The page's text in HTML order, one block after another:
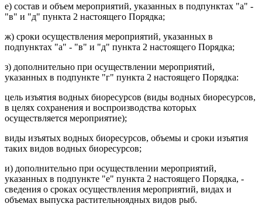
е) состав и объем мероприятий, указанных в подпунктах "а" -
"в" и "д" пункта 2 настоящего Порядка;
ж) сроки осуществления мероприятий, указанных в
подпунктах "а" - "в" и "д" пункта 2 настоящего Порядка;
з) дополнительно при осуществлении мероприятий,
указанных в подпункте "г" пункта 2 настоящего Порядка:
цель изъятия водных биоресурсов (виды водных биоресурсов,
в целях сохранения и воспроизводства которых
осуществляется мероприятие);
виды изъятых водных биоресурсов, объемы и сроки изъятия
таких видов водных биоресурсов;
и) дополнительно при осуществлении мероприятий,
указанных в подпункте "е" пункта 2 настоящего Порядка, -
сведения о сроках осуществления мероприятий, видах и
объемах выпуска растительноядных видов рыб.